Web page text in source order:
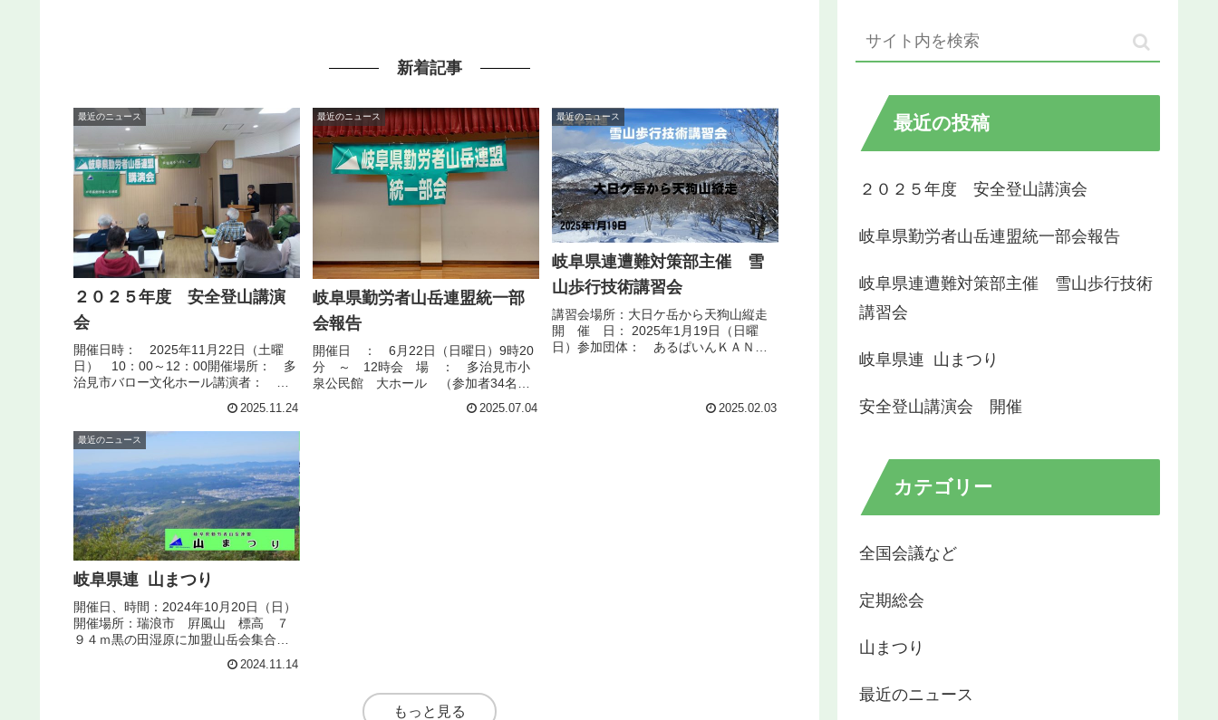
新着記事
最近のニュース
２０２５年度 安全登山講演
会
開催日時： 2025年11月22日（土曜
日） 10：00～12：00開催場所： 多
治見市バロー文化ホール講演者：
理事長あいさつ講演中最後に質疑応答
があり終了しました。貴重なお話をあ
りがとうございました。
2025.11.24
最近のニュース
岐阜県勤労者山岳連盟統一部
会報告
開催日 ： 6月22日（日曜日）9時20
分 ～ 12時会 場 ： 多治見市小
泉公民館 大ホール （参加者34名）
事長挨拶 9:25 ： スケジュール説
2025.07.04
最近のニュース
岐阜県連遭難対策部主催 雪
山歩行技術講習会
講習会場所：大日ケ岳から天狗山縦走
開 催 日： 2025年1月19日（日曜
日）参加団体： あるぱいんＫＡＮＩ4
県連遭難対策部長 （ある... 2025.02.03
最近のニュース
岐阜県連 山まつり
開催日、時間：2024年10月20日（日）
開催場所：瑞浪市 屛風山 標高 ７
９４ｍ黒の田湿原に加盟山岳会集合
10名、岐阜ケルン9名、多治見ろうざん
2024.11.14
もっと見る
最近の投稿
２０２５年度 安全登山講演会
岐阜県勤労者山岳連盟統一部会報告
岐阜県連遭難対策部主催 雪山歩行技術
講習会
岐阜県連 山まつり
安全登山講演会 開催
カテゴリー
全国会議など
定期総会
山まつり
最近のニュース